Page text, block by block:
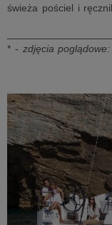
świeża pościel i
* - zdjęcia poglądowe: